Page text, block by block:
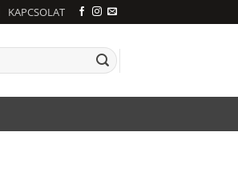
KAPCSOLAT